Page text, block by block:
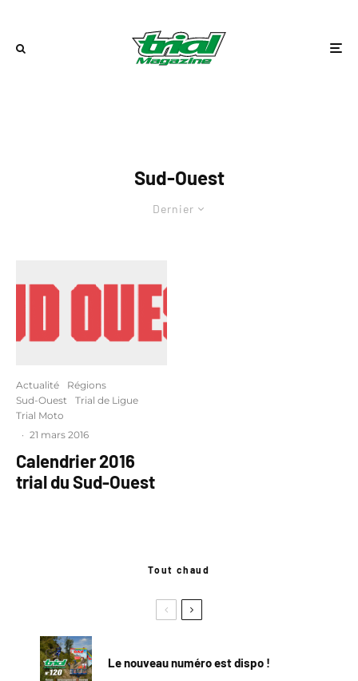
Sud-Ouest
Dernier
Actualité
Régions
Sud-Ouest
Trial de Ligue
Trial Moto
· 21 mars 2016
Calendrier 2016
trial du Sud-Ouest
Tout chaud
Le nouveau numéro est dispo !